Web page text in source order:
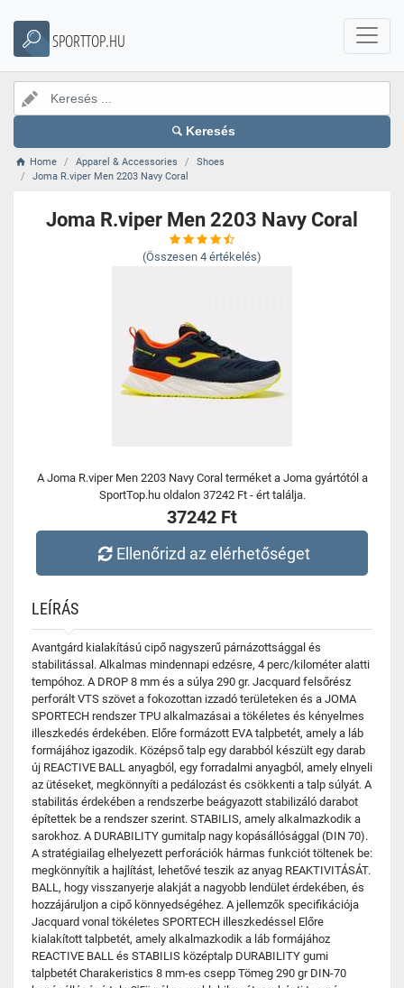
SPORTTOP.HU
Keresés
Home Apparel & Accessories
Shoes
Joma R.viper Men 2203 Navy Coral
Joma R.viper Men 2203 Navy Coral
(Összesen 4 értékelés)
A Joma R.viper Men 2203 Navy Coral terméket a Joma gyártótól a
SportTop.hu oldalon 37242 Ft - ért találja.
37242 Ft
Ellenőrizd az elérhetőséget
LEÍRÁS
Avantgárd kialakítású cipő nagyszerű párnázottsággal és
stabilitással. Alkalmas mindennapi edzésre, 4 perc/kilométer alatti
tempóhoz. A DROP 8 mm és a súlya 290 gr. Jacquard felsőrész
perforált VTS szövet a fokozottan izzadó területeken és a JOMA
SPORTECH rendszer TPU alkalmazásai a tökéletes és kényelmes
illeszkedés érdekében. Előre formázott EVA talpbetét, amely a láb
formájához igazodik. Középső talp egy darabból készült egy darab
új REACTIVE BALL anyagból, egy forradalmi anyagból, amely elnyeli
az ütéseket, megkönnyíti a pedálozást és csökkenti a talp súlyát. A
stabilitás érdekében a rendszerbe beágyazott stabilizáló darabot
építettek be a rendszer szerint. STABILIS, amely alkalmazkodik a
sarokhoz. A DURABILITY gumitalp nagy kopásállósággal (DIN 70).
A stratégiailag elhelyezett perforációk hármas funkciót töltenek be:
megkönnyítik a hajlítást, lehetővé teszik az anyag REAKTIVITÁSÁT.
BALL, hogy visszanyerje alakját a nagyobb lendület érdekében, és
hozzájáruljon a cipő könnyedségéhez. A jellemzők specifikációja
Jacquard vonal tökéletes SPORTECH illeszkedéssel Előre
kialakított talpbetét, amely alkalmazkodik a láb formájához
REACTIVE BALL és STABILIS középtalp DURABILITY gumi
talpbetét Charakeristics 8 mm-es csepp Tömeg 290 gr DIN-70